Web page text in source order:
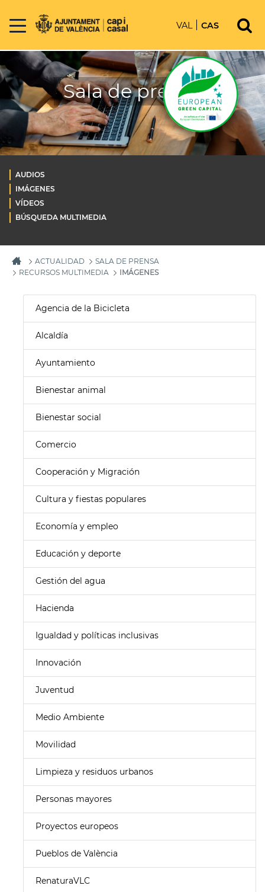
VAL CAS
Sala de prensa
AUDIOS
IMÁGENES
VÍDEOS
BÚSQUEDA MULTIMEDIA
ACTUALIDAD
SALA DE PRENSA
RECURSOS MULTIMEDIA
IMÁGENES
Agencia de la Bicicleta
Alcaldía
Ayuntamiento
Bienestar animal
Bienestar social
Comercio
Cooperación y Migración
Cultura y fiestas populares
Economía y empleo
Educación y deporte
Gestión del agua
Hacienda
Igualdad y políticas inclusivas
Innovación
Juventud
Medio Ambiente
Movilidad
Limpieza y residuos urbanos
Personas mayores
Proyectos europeos
Pueblos de València
RenaturaVLC